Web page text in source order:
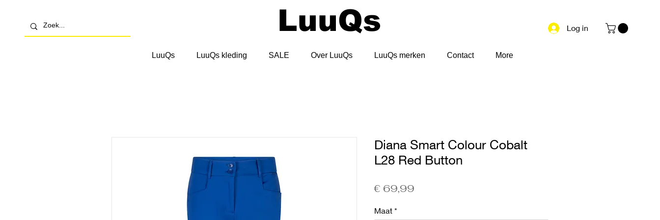
LuuQs Log in
LuuQs LuuQs kleding SALE Over LuuQs LuuQs merken Contact More
Diana Smart Colour Cobalt
L28 Red Button
€ 69,99
Maat *